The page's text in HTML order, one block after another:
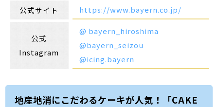
公式サイト https://www.bayern.co.jp/
公式
Instagram
@ bayern_hiroshima
@bayern_seizou
@icing.bayern
地産地消にこだわるケーキが人気！「CAKE